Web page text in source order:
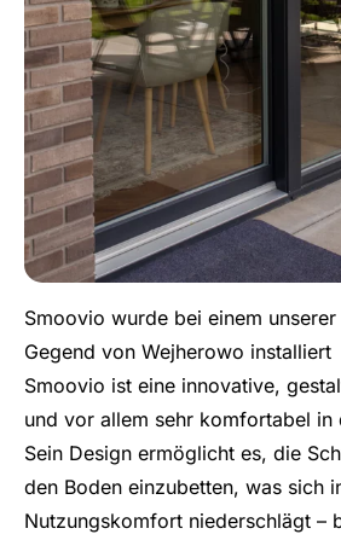
Smoovio wurde bei einem
Gegend von Wejherowo installiert
Smoovio ist eine innovative,
und vor allem sehr komfortabel in
Sein Design ermöglicht es, die
den Boden einzubetten, was sich
Nutzungskomfort niederschlägt –